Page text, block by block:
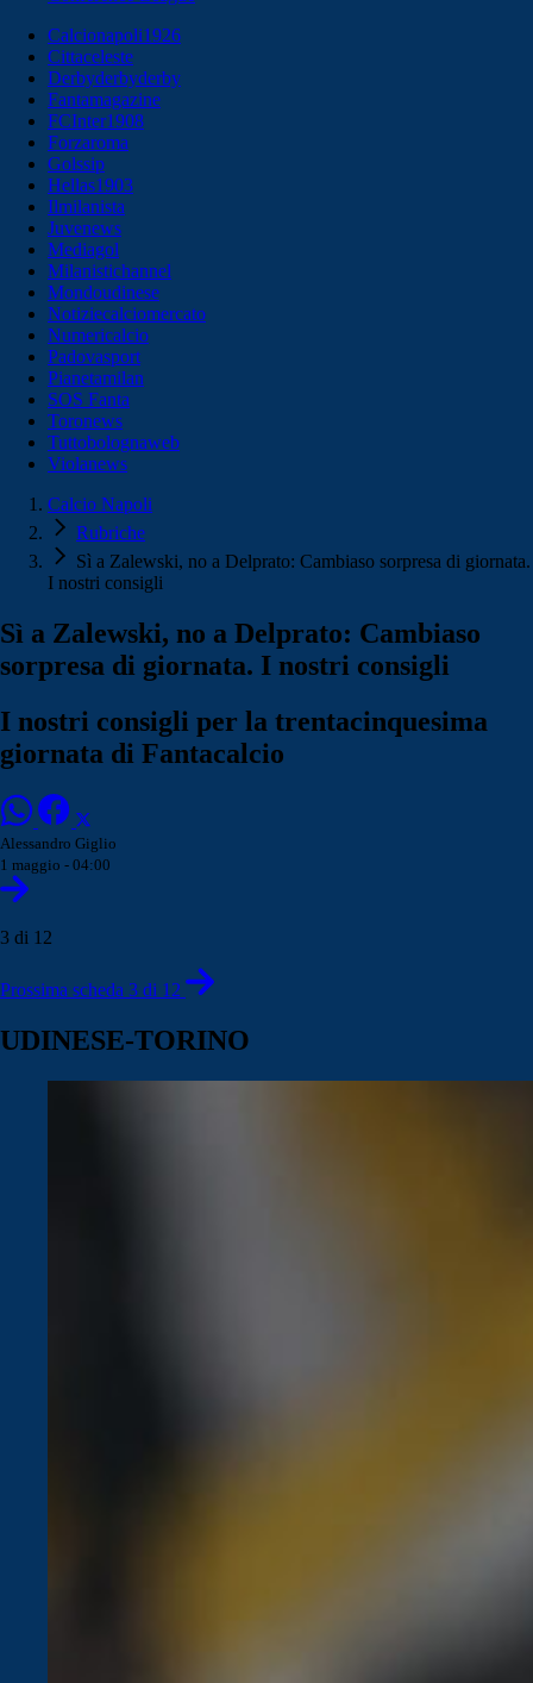
Calcionapoli1926
Cittaceleste
Derbyderbyderby
Fantamagazine
FCInter1908
Forzaroma
Golssip
Hellas1903
Ilmilanista
Juvenews
Mediagol
Milanistichannel
Mondoudinese
Notiziecalciomercato
Numericalcio
Padovasport
Pianetamilan
SOS Fanta
Toronews
Tuttobolognaweb
Violanews
Calcio Napoli
Rubriche
Sì a Zalewski, no a Delprato: Cambiaso sorpresa di giornata.
I nostri consigli
Sì a Zalewski, no a Delprato: Cambiaso
sorpresa di giornata. I nostri consigli
I nostri consigli per la trentacinquesima
giornata di Fantacalcio
Alessandro Giglio
1 maggio - 04:00
3 di 12
Prossima scheda 3 di 12
UDINESE-TORINO